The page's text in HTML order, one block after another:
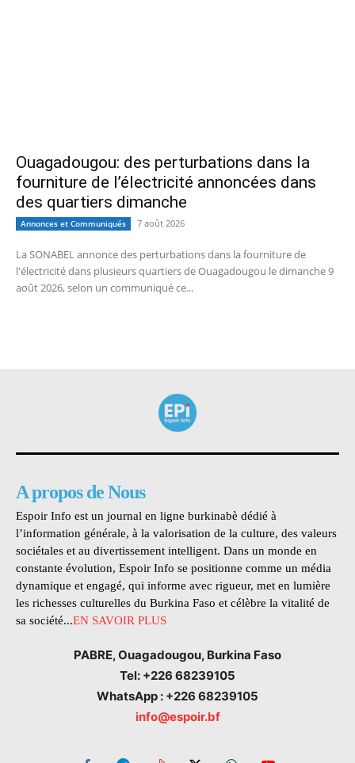
Ouagadougou: des perturbations dans la
fourniture de l’électricité annoncées dans
des quartiers dimanche
Annonces et Communiqués 7 août 2026
La SONABEL annonce des perturbations dans la fourniture de
l'électricité dans plusieurs quartiers de Ouagadougou le dimanche 9
août 2026, selon un communiqué ce...
A propos de Nous
Espoir Info est un journal en ligne burkinabè dédié à
l’information générale, à la valorisation de la culture, des valeurs
sociétales et au divertissement intelligent. Dans un monde en
constante évolution, Espoir Info se positionne comme un média
dynamique et engagé, qui informe avec rigueur, met en lumière
les richesses culturelles du Burkina Faso et célèbre la vitalité de
sa société...EN SAVOIR PLUS
PABRE, Ouagadougou, Burkina Faso
Tel: +226 68239105
WhatsApp : +226 68239105
info@espoir.bf